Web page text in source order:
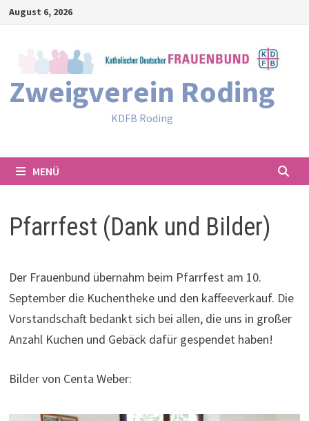
Zum
August 6, 2026
Zweigverein Roding
KDFB Roding
MENÜ
Pfarrfest (Dank und Bilder)
Der Frauenbund übernahm beim Pfarrfest am 10.
September die Kuchentheke und den kaffeeverkauf. Die
Vorstandschaft bedankt sich bei allen, die uns in großer
Anzahl Kuchen und Gebäck dafür gespendet haben!
Bilder von Centa Weber: